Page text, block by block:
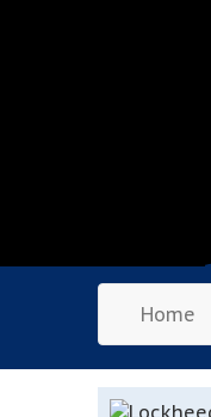
Home